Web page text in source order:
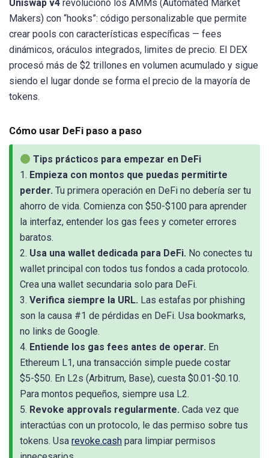
Uniswap v4 revolucionó los AMMs (Automated Market
Makers) con “hooks”: código personalizable que permite
crear pools con características específicas — fees
dinámicos, oráculos integrados, limites de precio. El DEX
procesó más de $2 trillones en volumen acumulado y sigue
siendo el lugar donde se forma el precio de la mayoría de
tokens.
Cómo usar DeFi paso a paso
Tips prácticos para empezar en DeFi
1. Empieza con montos que puedas permitirte
perder. Tu primera operación en DeFi no debería ser tu
ahorro de vida. Comienza con $50-$100 para aprender
la interfaz, entender los gas fees y cometer errores
baratos.
2. Usa una wallet dedicada para DeFi. No conectes tu
wallet principal con todos tus fondos a cada protocolo.
Crea una wallet secundaria solo para DeFi.
3. Verifica siempre la URL. Las estafas por phishing
son la causa #1 de pérdidas en DeFi. Usa bookmarks,
no links de Google.
4. Entiende los gas fees antes de operar. En
Ethereum L1, una transacción simple puede costar
$5-$50. En L2s (Arbitrum, Base), cuesta $0.01-$0.10.
Para montos pequeños, siempre usa L2.
5. Revoke approvals regularmente. Cada vez que
interactúas con un protocolo, le das permiso sobre tus
tokens. Usa revoke.cash para limpiar permisos